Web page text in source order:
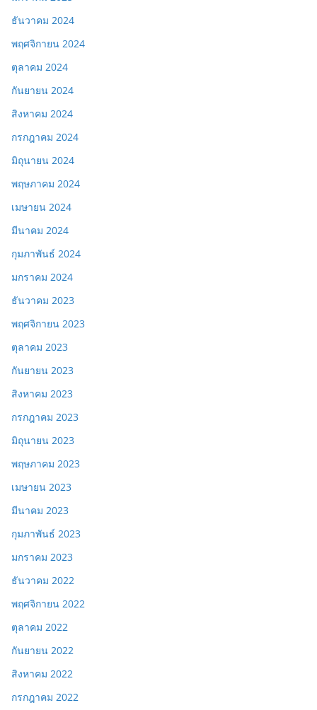
ธันวาคม 2024
พฤศจิกายน 2024
ตุลาคม 2024
กันยายน 2024
สิงหาคม 2024
กรกฎาคม 2024
มิถุนายน 2024
พฤษภาคม 2024
เมษายน 2024
มีนาคม 2024
กุมภาพันธ์ 2024
มกราคม 2024
ธันวาคม 2023
พฤศจิกายน 2023
ตุลาคม 2023
กันยายน 2023
สิงหาคม 2023
กรกฎาคม 2023
มิถุนายน 2023
พฤษภาคม 2023
เมษายน 2023
มีนาคม 2023
กุมภาพันธ์ 2023
มกราคม 2023
ธันวาคม 2022
พฤศจิกายน 2022
ตุลาคม 2022
กันยายน 2022
สิงหาคม 2022
กรกฎาคม 2022